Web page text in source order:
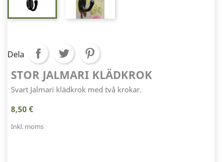
Dela
STOR JALMARI KLÄDKROK
Svart Jalmari klädkrok med två krokar.
8,50 €
Inkl. moms